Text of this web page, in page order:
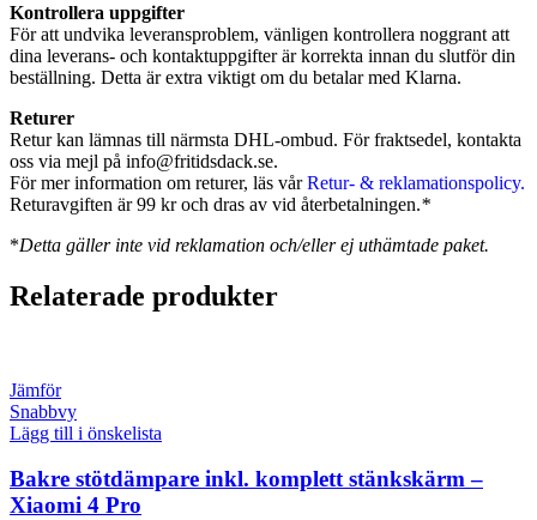
Kontrollera uppgifter
För att undvika leveransproblem, vänligen kontrollera noggrant att
dina leverans- och kontaktuppgifter är korrekta innan du slutför din
beställning. Detta är extra viktigt om du betalar med Klarna.
Returer
Retur kan lämnas till närmsta DHL-ombud. För fraktsedel, kontakta
oss via mejl på info@fritidsdack.se.
För mer information om returer, läs vårRetur- & reklamationspolicy.
Returavgiften är 99 kr och dras av vid återbetalningen.*
*Detta gäller inte vid reklamation och/eller ej uthämtade paket.
Relaterade produkter
Jämför
Snabbvy
Lägg till i önskelista
Bakre stötdämpare inkl. komplett stänkskärm –
Xiaomi 4 Pro